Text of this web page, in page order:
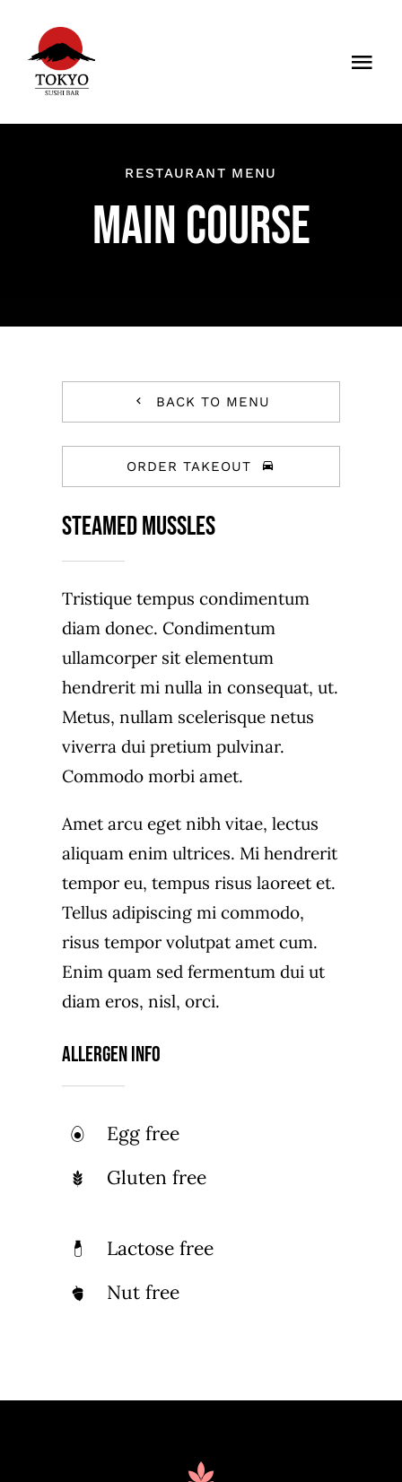
content
DATENSCHUTZERKLÄRUNG
RESTAURANT MENU
MAIN COURSE
BACK TO MENU
ORDER TAKEOUT
Steamed Mussles
Tristique tempus condimentum
diam donec. Condimentum
ullamcorper sit elementum
hendrerit mi nulla in consequat, ut.
Metus, nullam scelerisque netus
viverra dui pretium pulvinar.
Commodo morbi amet.
Amet arcu eget nibh vitae, lectus
aliquam enim ultrices. Mi hendrerit
tempor eu, tempus risus laoreet et.
Tellus adipiscing mi commodo,
risus tempor volutpat amet cum.
Enim quam sed fermentum dui ut
diam eros, nisl, orci.
Allergen Info
Egg free
Gluten free
Lactose free
Nut free